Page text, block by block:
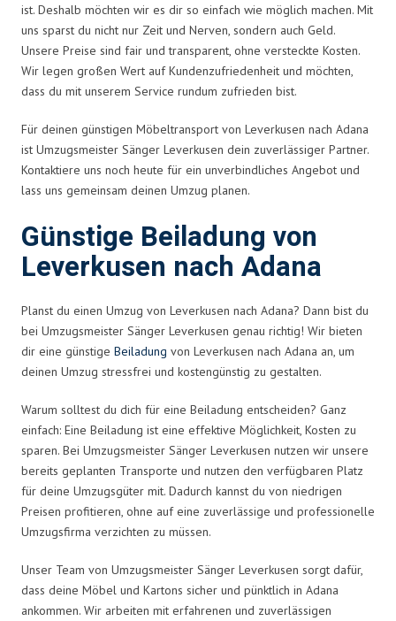
ist. Deshalb möchten wir es dir so einfach wie möglich machen. Mit
uns sparst du nicht nur Zeit und Nerven, sondern auch Geld.
Unsere Preise sind fair und transparent, ohne versteckte Kosten.
Wir legen großen Wert auf Kundenzufriedenheit und möchten,
dass du mit unserem Service rundum zufrieden bist.
Für deinen günstigen Möbeltransport von Leverkusen nach Adana
ist Umzugsmeister Sänger Leverkusen dein zuverlässiger Partner.
Kontaktiere uns noch heute für ein unverbindliches Angebot und
lass uns gemeinsam deinen Umzug planen.
Günstige Beiladung von
Leverkusen nach Adana
Planst du einen Umzug von Leverkusen nach Adana? Dann bist du
bei Umzugsmeister Sänger Leverkusen genau richtig! Wir bieten
dir eine günstige Beiladung von Leverkusen nach Adana an, um
deinen Umzug stressfrei und kostengünstig zu gestalten.
Warum solltest du dich für eine Beiladung entscheiden? Ganz
einfach: Eine Beiladung ist eine effektive Möglichkeit, Kosten zu
sparen. Bei Umzugsmeister Sänger Leverkusen nutzen wir unsere
bereits geplanten Transporte und nutzen den verfügbaren Platz
für deine Umzugsgüter mit. Dadurch kannst du von niedrigen
Preisen profitieren, ohne auf eine zuverlässige und professionelle
Umzugsfirma verzichten zu müssen.
Unser Team von Umzugsmeister Sänger Leverkusen sorgt dafür,
dass deine Möbel und Kartons sicher und pünktlich in Adana
ankommen. Wir arbeiten mit erfahrenen und zuverlässigen